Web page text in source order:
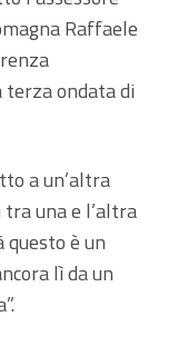
Raffaele
terza ondata di
a un’altra
una e l’altra
è un
lì da un